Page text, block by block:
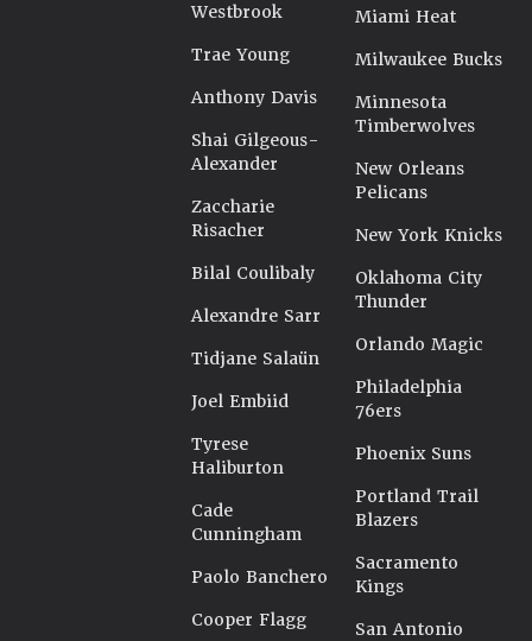
Westbrook
Trae Young
Anthony Davis
Shai Gilgeous-
Alexander
Zaccharie
Risacher
Bilal Coulibaly
Alexandre Sarr
Tidjane Salaün
Joel Embiid
Tyrese
Haliburton
Cade
Cunningham
Paolo Banchero
Cooper Flagg
Miami Heat
Milwaukee Bucks
Minnesota
Timberwolves
New Orleans
Pelicans
New York Knicks
Oklahoma City
Thunder
Orlando Magic
Philadelphia
76ers
Phoenix Suns
Portland Trail
Blazers
Sacramento
Kings
San Antonio